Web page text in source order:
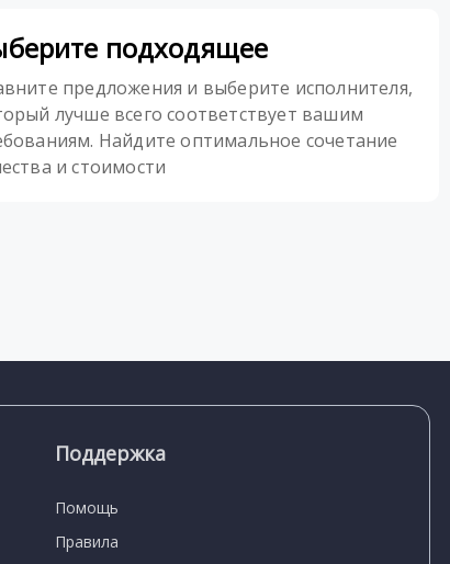
подходящее
предложения и выберите исполнителя,
лучше всего соответствует вашим
Найдите оптимальное сочетание
и стоимости
Поддержка
Помощь
Правила